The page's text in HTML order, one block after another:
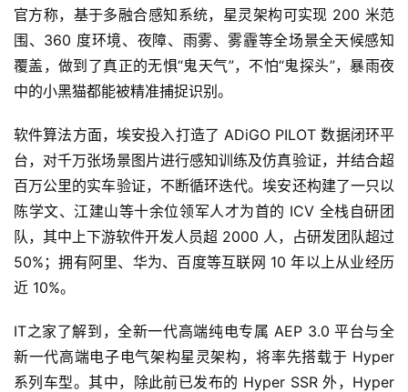
师
旅
家
车
讯
报
专
栏
官方称，基于多融合感知系统， 星灵架构可实现 200 米范
围、360 度环境、夜障、雨雾、雾霾等全场景全天候感知
覆盖 ，做到了真正的无惧“鬼天气”，不怕“鬼探头”，暴雨夜
中的小黑猫都能被精准捕捉识别。
软件算法方面，埃安投入打造了 ADiGO PILOT 数据闭环平
台，对千万张场景图片进行感知训练及仿真验证，并结合超
百万公里的实车验证，不断循环迭代。埃安还构建了一只以
陈学文、江建山等十余位领军人才为首的 ICV 全栈自研团
队，其中上下游软件开发人员超 2000 人，占研发团队超过
50%；拥有阿里、华为、百度等互联网 10 年以上从业经历
近 10%。
IT之家了解到，全新一代高端纯电专属 AEP 3.0 平台与全
新一代高端电子电气架构星灵架构，将率先搭载于 Hyper
系列车型。其中，除此前已发布的 Hyper SSR 外，Hyper